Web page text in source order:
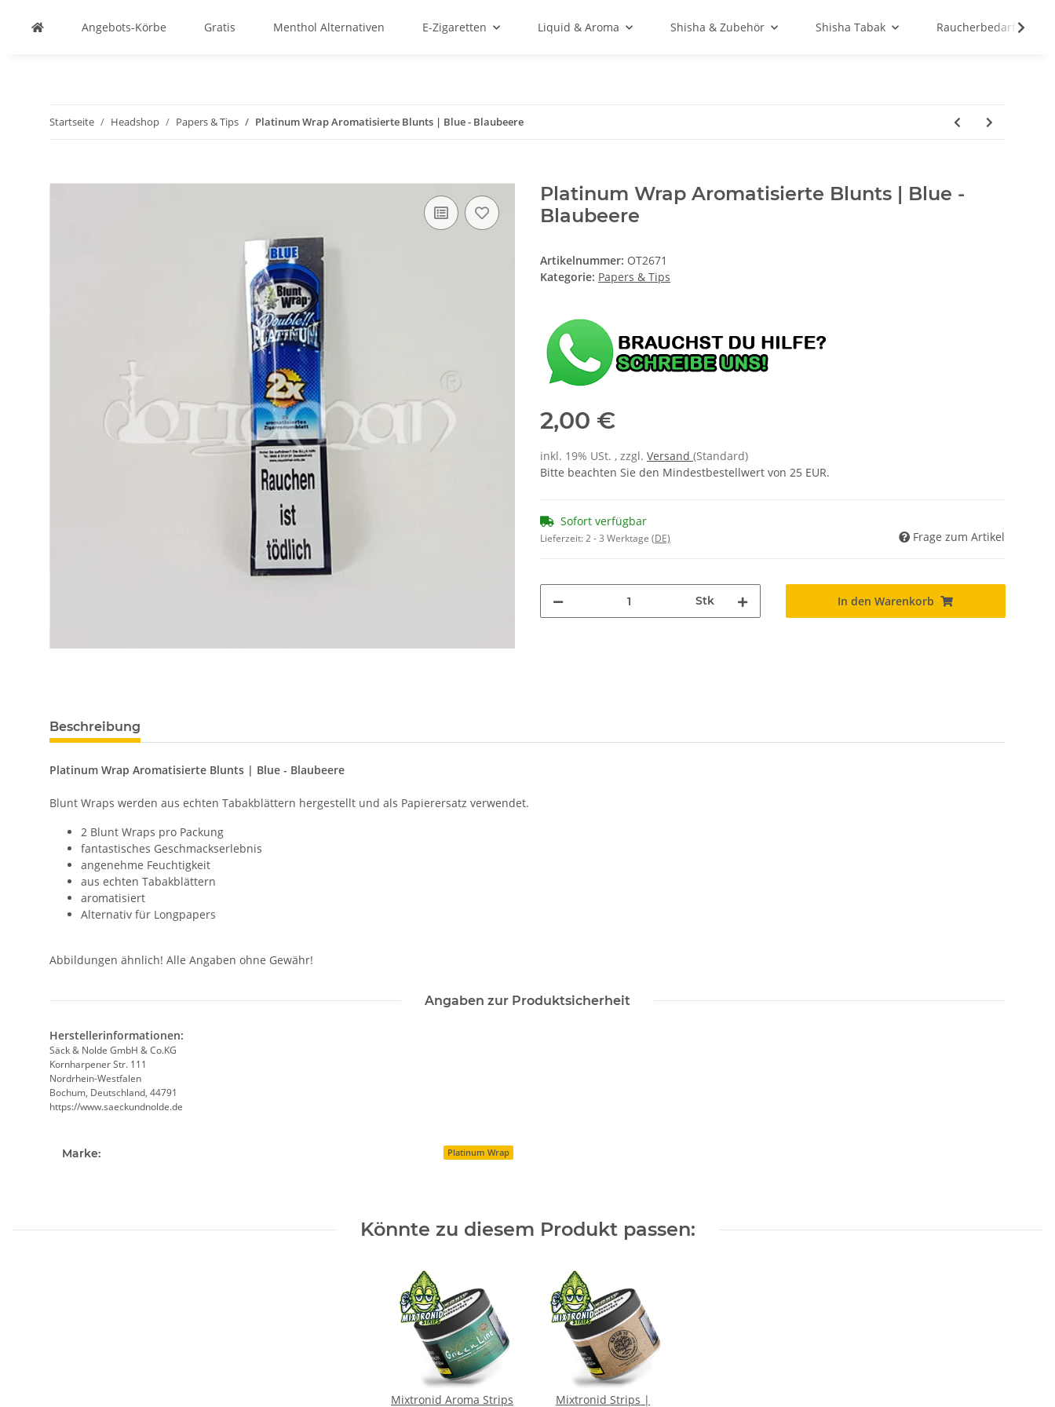
Angebots-Körbe Gratis Menthol Alternativen E-Zigaretten Liquid & Aroma Shisha & Zubehör Shisha Tabak Raucherbedarf
Startseite Headshop Papers & Tips Platinum Wrap Aromatisierte Blunts | Blue - Blaubeere
Platinum Wrap Aromatisierte Blunts | Blue -
Blaubeere
Artikelnummer: OT2671
Kategorie: Papers & Tips
2,00 €
inkl. 19% USt. , zzgl. Versand (Standard)
Bitte beachten Sie den Mindestbestellwert von 25 EUR.
Sofort verfügbar
Lieferzeit:2 - 3 Werktage (DE) Frage zum Artikel
Stk In den Warenkorb
Beschreibung
Platinum Wrap Aromatisierte Blunts | Blue - Blaubeere
Blunt Wraps werden aus echten Tabakblättern hergestellt und als Papierersatz verwendet.
2 Blunt Wraps pro Packung
fantastisches Geschmackserlebnis
angenehme Feuchtigkeit
aus echten Tabakblättern
aromatisiert
Alternativ für Longpapers
Abbildungen ähnlich! Alle Angaben ohne Gewähr!
Angaben zur Produktsicherheit
Herstellerinformationen:
Säck & Nolde GmbH & Co.KG
Kornharpener Str. 111
Nordrhein-Westfalen
Bochum, Deutschland, 44791
https://www.saeckundnolde.de
Marke: Platinum Wrap
Könnte zu diesem Produkt passen:
Mixtronid Aroma Strips
Mixtronid Strips |